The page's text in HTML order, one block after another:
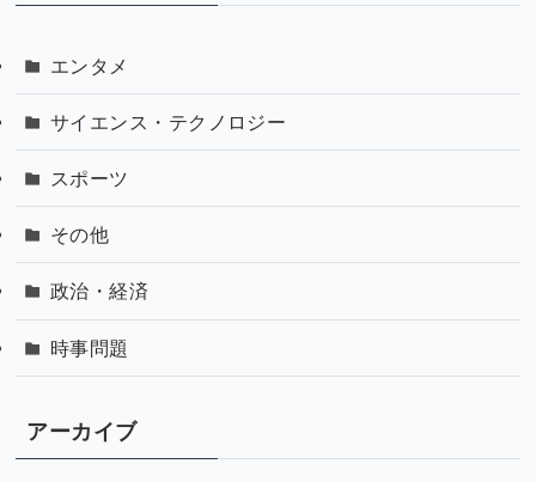
エンタメ
サイエンス・テクノロジー
スポーツ
その他
政治・経済
時事問題
アーカイブ